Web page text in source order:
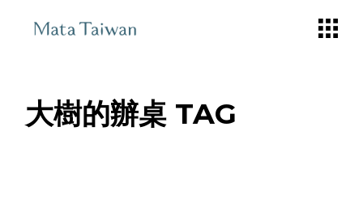
大樹的辦桌 TAG